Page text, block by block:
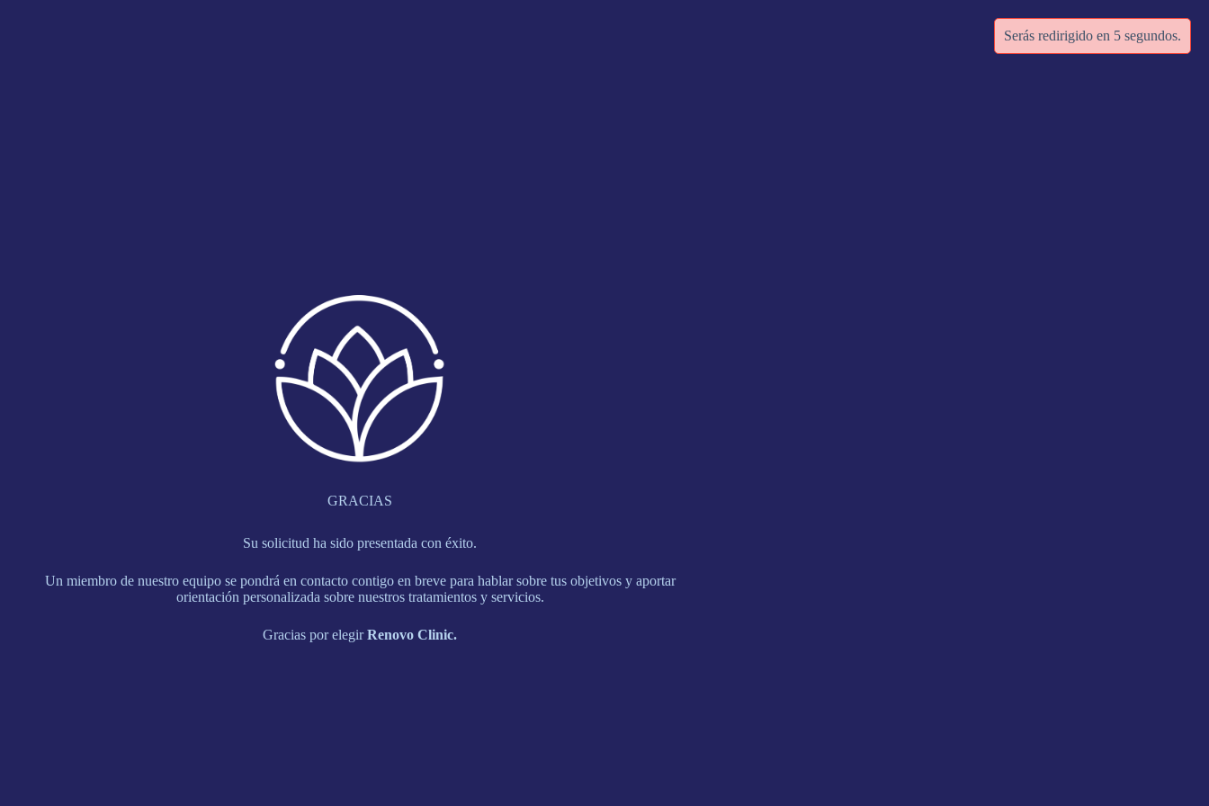
Serás redirigido en 5 segundos.
GRACIAS
Su solicitud ha sido presentada con éxito.
Un miembro de nuestro equipo se pondrá en contacto contigo en breve para hablar sobre tus objetivos y aportar
orientación personalizada sobre nuestros tratamientos y servicios.
Gracias por elegirRenovo Clinic.